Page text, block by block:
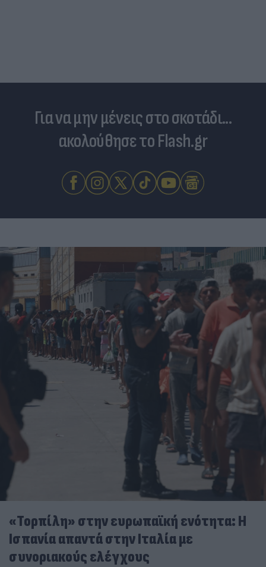
Για να μην μένεις στο σκοτάδι...
ακολούθησε το Flash.gr
«Τορπίλη» στην ευρωπαϊκή ενότητα: Η
Ισπανία απαντά στην Ιταλία με
συνοριακούς ελέγχους